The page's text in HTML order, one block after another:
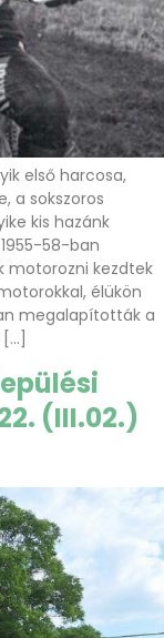
első harcosa,
a sokszoros
kis hazánk
58-ban
motorozni kezdtek
élükön
megalapították a
[…]
(III.02.)